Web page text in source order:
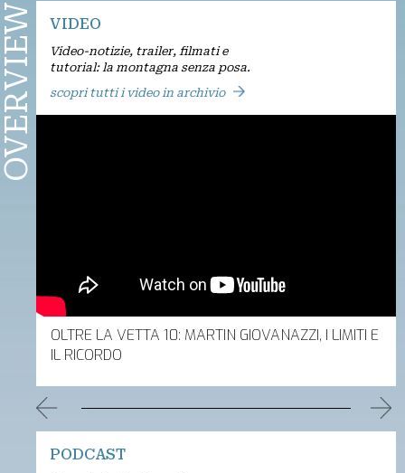
VIDEO
Video-notizie, trailer, filmati e
tutorial: la montagna senza posa.
scopri tutti i video in archivio
OLTRE LA VETTA 10: MARTIN GIOVANAZZI, I LIMITI E
IL RICORDO
PODCAST